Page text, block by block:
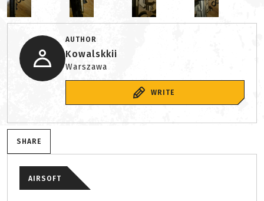
AUTHOR
Kowalskkii
Warszawa
WRITE
SHARE
AIRSOFT